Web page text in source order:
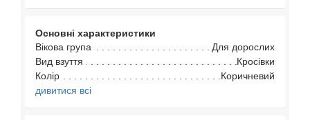
Основні характеристики
Вікова група
Для дорослих
Вид взуття
Кросівки
Колір
Коричневий
дивитися всі